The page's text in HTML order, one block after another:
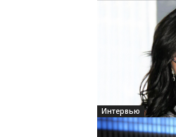
Интервью